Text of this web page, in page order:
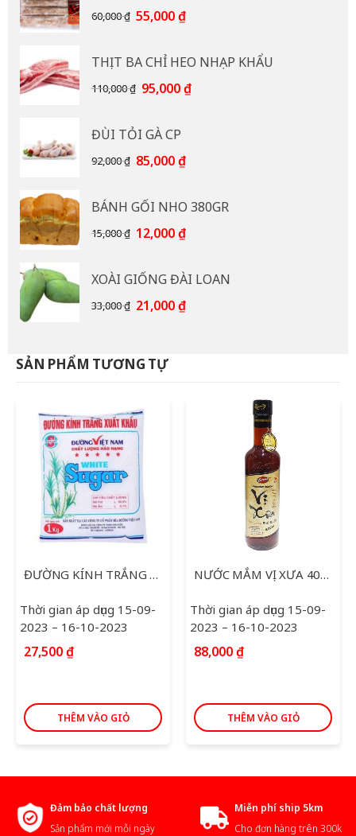
60,000₫ Giá
60,000 ₫.
55,000₫Giá
là:
55,000 ₫.
THỊT BA CHỈ HEO NHẠP KHẨU
110,000₫ Giá
110,000 ₫.
95,000₫Giá
ĐÙI TỎI GÀ CP
92,000₫ Giá
92,000 ₫.
85,000₫Giá
là:
85,000 ₫.
BÁNH GỐI NHO 380GR
15,000₫ Giá
15,000 ₫.
12,000₫Giá
là:
12,000 ₫.
XOÀI GIỐNG ĐÀI LOAN
33,000₫ Giá
33,000 ₫.
21,000₫Giá
SẢN PHẨM TƯƠNG TỰ
ĐƯỜNG KÍNH TRẮNG XUẤT KHẨU 1KG
Thời gian áp dụng 15-09-
2023 – 16-10-2023
27,500₫
THÊM VÀO GIỎ
NƯỚC MẮM VỊ XƯA 40 ĐỘ 500ML
Thời gian áp dụng 15-09-
2023 – 16-10-2023
88,000₫
THÊM VÀO GIỎ
Đảm bảo chất lượng
Sản phẩm mới mỗi ngày
Miễn phí ship 5km
Cho đơn hàng trên 300k